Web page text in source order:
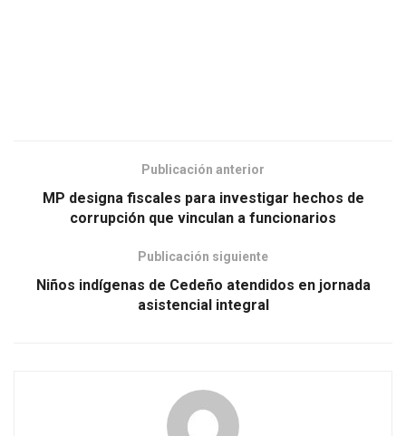
Publicación anterior
MP designa fiscales para investigar hechos de
corrupción que vinculan a funcionarios
Publicación siguiente
Niños indígenas de Cedeño atendidos en jornada
asistencial integral